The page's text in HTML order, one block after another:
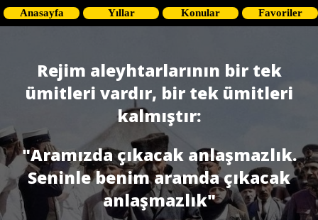
Anasayfa Yıllar Konular Favoriler
Rejim aleyhtarlarının bir tek
ümitleri vardır, bir tek ümitleri
kalmıştır:
"Aramızda çıkacak anlaşmazlık.
Seninle benim aramda çıkacak
anlaşmazlık"